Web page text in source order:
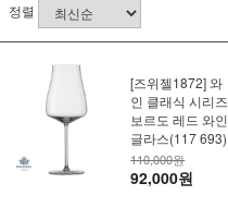
정렬
[즈위젤1872] 와
인 클래식 시리즈
보르도 레드 와인
글라스(117 693)
110,000원
92,000원